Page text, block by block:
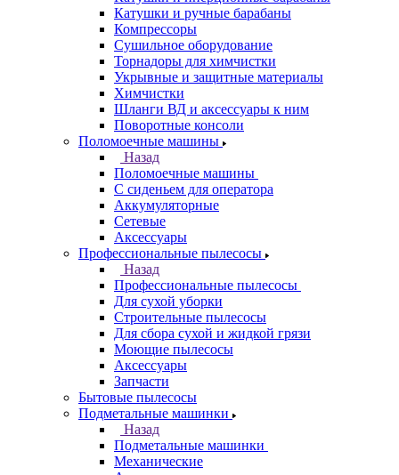
Катушки и ручные барабаны
Компрессоры
Сушильное оборудование
Торнадоры для химчистки
Укрывные и защитные материалы
Химчистки
Шланги ВД и аксессуары к ним
Поворотные консоли
Поломоечные машины
Назад
Поломоечные машины
С сиденьем для оператора
Аккумуляторные
Сетевые
Аксессуары
Профессиональные пылесосы
Назад
Профессиональные пылесосы
Для сухой уборки
Строительные пылесосы
Для сбора сухой и жидкой грязи
Моющие пылесосы
Аксессуары
Запчасти
Бытовые пылесосы
Подметальные машинки
Назад
Подметальные машинки
Механические